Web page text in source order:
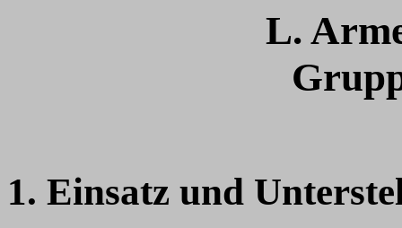
L.
1. Einsatz und